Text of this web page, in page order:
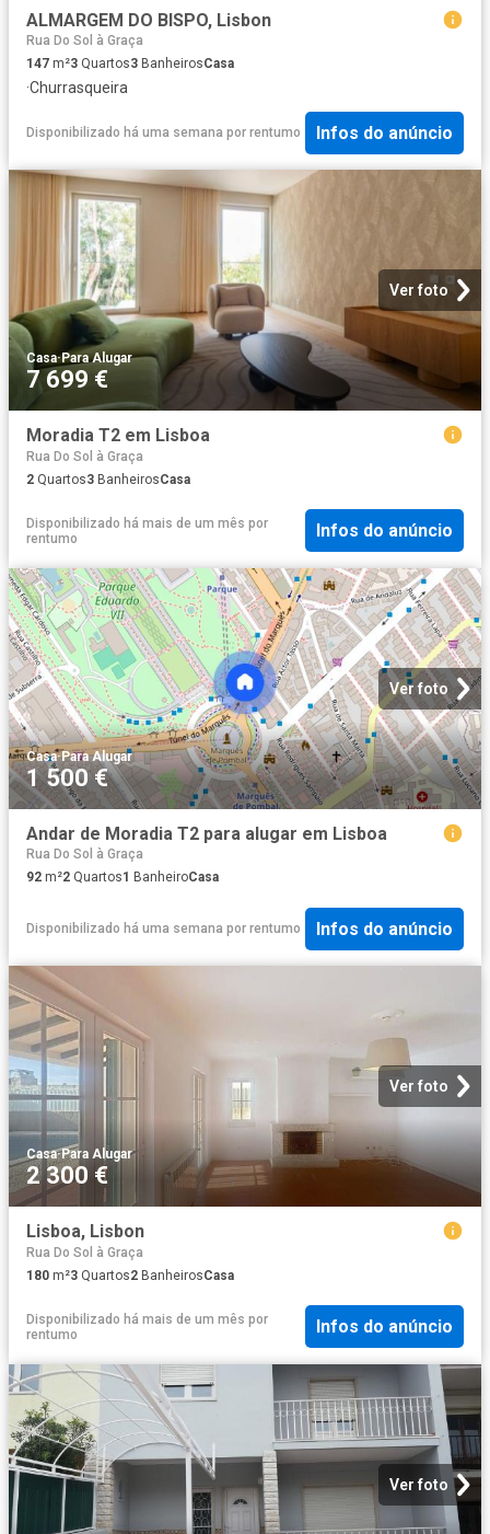
ALMARGEM DO BISPO, Lisbon
Rua Do Sol à Graça
147 m²3 Quartos3 BanheirosCasa
·Churrasqueira
Disponibilizado há uma semana por rentumo Infos do anúncio
Ver foto
Casa·Para Alugar
7 699 €
Moradia T2 em Lisboa
Rua Do Sol à Graça
2 Quartos3 BanheirosCasa
Disponibilizado há mais de um mês por
rentumo
Infos do anúncio
Ver foto
Casa·Para Alugar
1 500 €
Andar de Moradia T2 para alugar em Lisboa
Rua Do Sol à Graça
92 m²2 Quartos1 BanheiroCasa
Disponibilizado há uma semana por rentumo Infos do anúncio
Ver foto
Casa·Para Alugar
2 300 €
Lisboa, Lisbon
Rua Do Sol à Graça
180 m²3 Quartos2 BanheirosCasa
Disponibilizado há mais de um mês por
rentumo
Infos do anúncio
Ver foto